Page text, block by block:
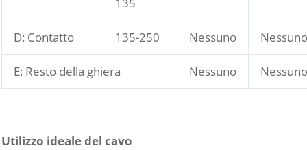
135
D: Contatto 135-250 Nessuno Nessuno
E: Resto della ghiera Nessuno Nessuno
Utilizzo ideale del cavo